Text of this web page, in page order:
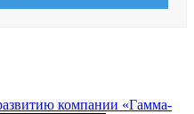
компании «Гамма-